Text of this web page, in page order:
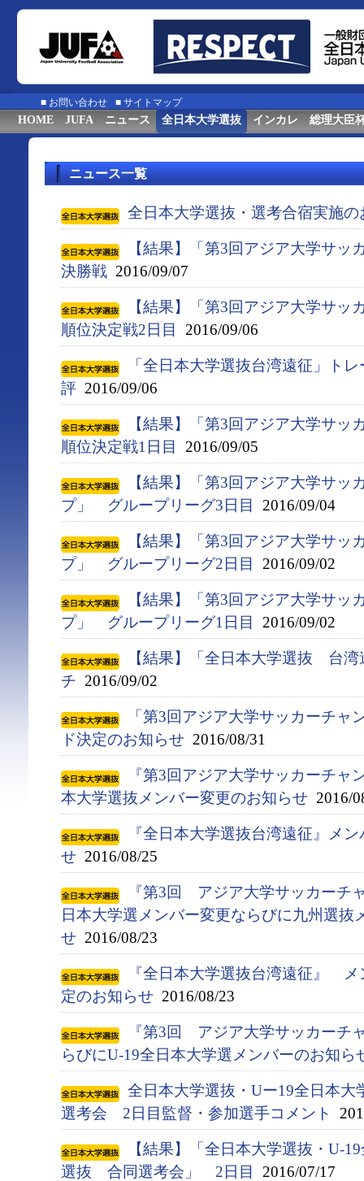
■ お問い合わせ ■ サイトマップ
HOME JUFA ニュース 全日本大学選抜 インカレ 総理大臣
ニュース一覧
全日本大学選抜・選考合宿実施の
【結果】「第3回アジア大学サッ
決勝戦 2016/09/07
【結果】「第3回アジア大学サッ
順位決定戦2日目
2016/09/06
「全日本大学選抜台湾遠征」ト
評 2016/09/06
【結果】「第3回アジア大学サッ
順位決定戦1日目
2016/09/05
【結果】「第3回アジア大学サッ
プ」 グループリーグ3日目
2016/09/04
【結果】「第3回アジア大学サッ
プ」 グループリーグ2日目
2016/09/02
【結果】「第3回アジア大学サッ
プ」 グループリーグ1日目
2016/09/02
【結果】「全日本大学選抜 台
チ 2016/09/02
「第3回アジア大学サッカーチャ
ド決定のお知らせ 2016/08/31
『第3回アジア大学サッカーチャ
本大学選抜メンバー変更のお知らせ 2016/
『全日本大学選抜台湾遠征』メ
せ 2016/08/25
『第3回 アジア大学サッカーチ
日本大学選メンバー変更ならびに九州選抜
せ 2016/08/23
『全日本大学選抜台湾遠征』
定のお知らせ 2016/08/23
『第3回 アジア大学サッカーチ
らびにU-19全日本大学選メンバーのお知ら
全日本大学選抜・Uー19全日本大
選考会 2日目監督・参加選手コメント
【結果】「全日本大学選抜・U-
選抜 合同選考会」 2日目
2016/07/17